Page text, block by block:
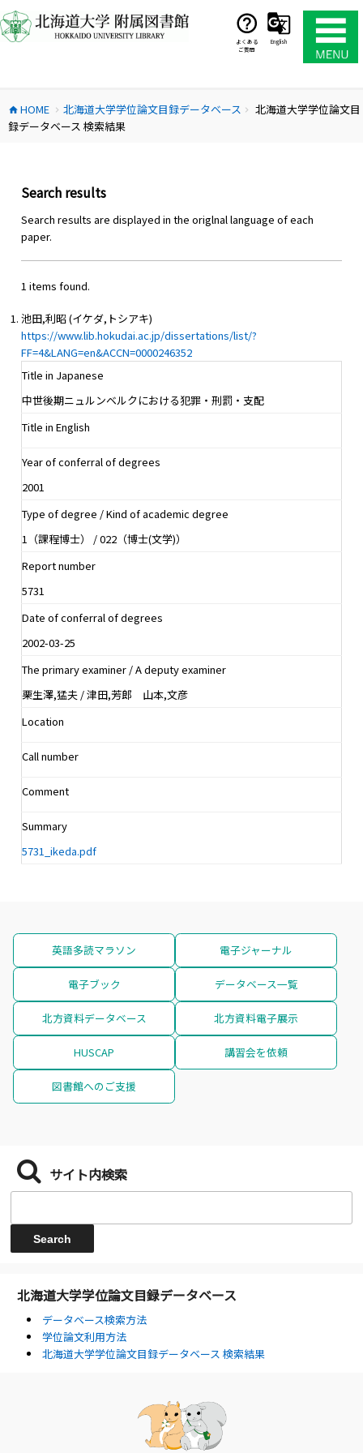
ン
テ
ス
キ
よくある
ご質問
English
home HOME chevron_right 北海道大学学位論文目録データベース chevron_right
北海道大学学位論文目
録データベース 検索結果
Search results
Search results are displayed in the origlnal language of each
paper.
1 items found.
池田,利昭 (イケダ,トシアキ)
https://www.lib.hokudai.ac.jp/dissertations/list/?
FF=4&LANG=en&ACCN=0000246352
Title in Japanese
中世後期ニュルンベルクにおける犯罪・刑罰・支配
Title in English
Year of conferral of degrees
2001
Type of degree / Kind of academic degree
1（課程博士） / 022（博士(文学)）
Report number
5731
Date of conferral of degrees
2002-03-25
The primary examiner / A deputy examiner
栗生澤,猛夫 / 津田,芳郎 山本,文彦
Location
Call number
Comment
Summary
5731_ikeda.pdf
英語多読マラソン 電子ジャーナル
電子ブック データベース一覧
北方資料データベース 北方資料電子展示
HUSCAP 講習会を依頼
図書館へのご支援
サイト内検索
北海道大学学位論文目録データベース
データベース検索方法
学位論文利用方法
北海道大学学位論文目録データベース 検索結果